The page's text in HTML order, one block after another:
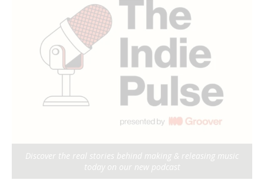
Discover the real stories behind making & releasing music
today on our new podcast